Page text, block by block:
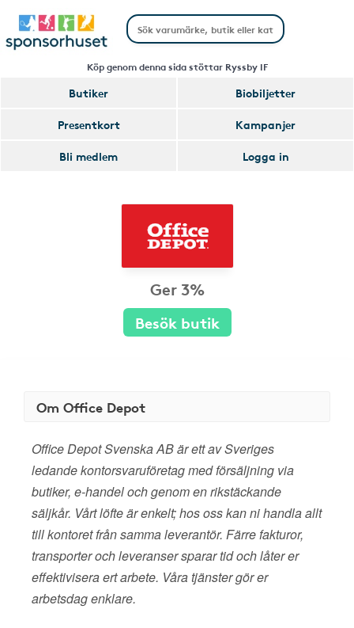
Köp genom denna sida stöttar Ryssby IF
Butiker
Biobiljetter
Presentkort
Kampanjer
Bli medlem
Logga in
Ger 3%
Besök butik
Om Office Depot
Office Depot Svenska AB är ett av Sveriges
ledande kontorsvaruföretag med försäljning via
butiker, e-handel och genom en rikstäckande
säljkår. Vårt löfte är enkelt; hos oss kan ni handla allt
till kontoret från samma leverantör. Färre fakturor,
transporter och leveranser sparar tid och låter er
effektivisera ert arbete. Våra tjänster gör er
arbetsdag enklare.